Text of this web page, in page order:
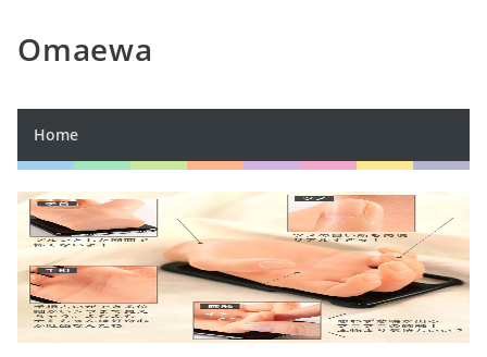
Omaewa
Home